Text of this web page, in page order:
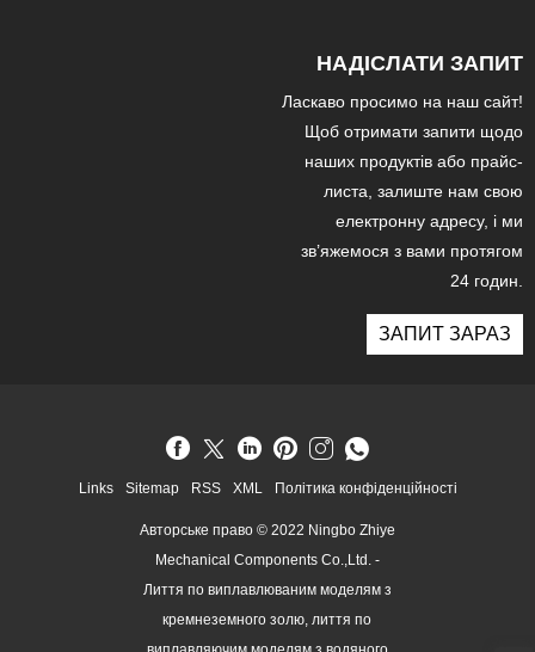
НАДІСЛАТИ ЗАПИТ
Ласкаво просимо на наш сайт!
Щоб отримати запити щодо
наших продуктів або прайс-
листа, залиште нам свою
електронну адресу, і ми
зв’яжемося з вами протягом
24 годин.
ЗАПИТ ЗАРАЗ
Links Sitemap RSS XML Політика конфіденційності
Авторське право © 2022 Ningbo Zhiye
Mechanical Components Co.,Ltd. -
Лиття по виплавлюваним моделям з
кремнеземного золю, лиття по